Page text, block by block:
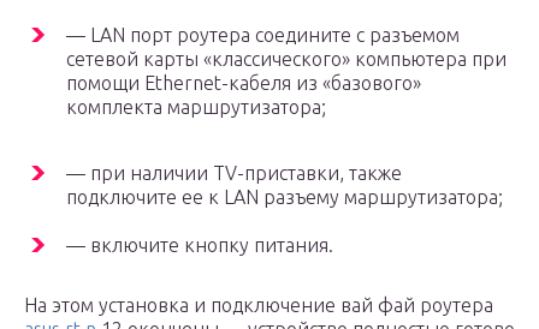
— LAN порт роутера соедините с разъемом
сетевой карты «классического» компьютера при
помощи Ethernet-кабеля из «базового»
комплекта маршрутизатора;
— при наличии TV-приставки, также
подключите ее к LAN разъему маршрутизатора;
— включите кнопку питания.
На этом установка и подключение вай фай роутера